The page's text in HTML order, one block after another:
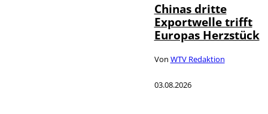
Chinas dritte
Exportwelle trifft
Europas Herzstück
Von WTV Redaktion
03.08.2026